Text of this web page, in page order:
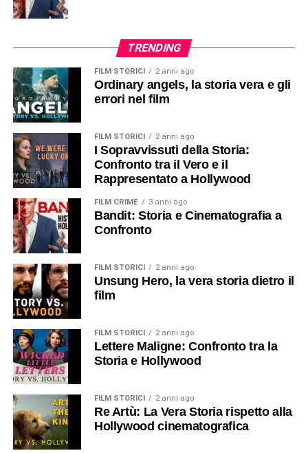
TRENDING
FILM STORICI 2 anni ago
Ordinary angels, la storia vera e gli
errori nel film
FILM STORICI 2 anni ago
I Sopravvissuti della Storia:
Confronto tra il Vero e il
Rappresentato a Hollywood
FILM CRIME 3 anni ago
Bandit: Storia e Cinematografia a
Confronto
FILM STORICI 2 anni ago
Unsung Hero, la vera storia dietro il
film
FILM STORICI 2 anni ago
Lettere Maligne: Confronto tra la
Storia e Hollywood
FILM STORICI 2 anni ago
Re Artù: La Vera Storia rispetto alla
Hollywood cinematografica